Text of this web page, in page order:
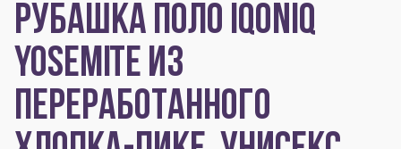
РУБАШКА ПОЛО IQONIQ
YOSEMITE ИЗ
ПЕРЕРАБОТАННОГО